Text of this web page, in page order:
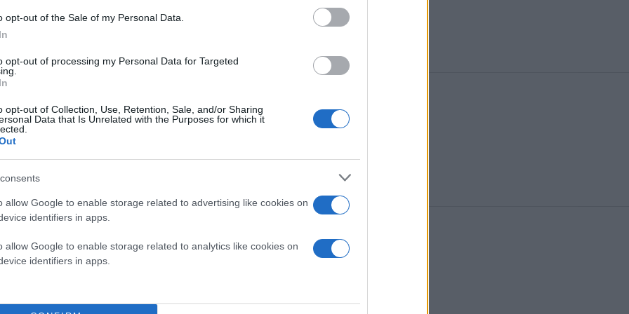
opt-out of the Sale of my Personal Data.
opt-out of processing my Personal Data for Targeted
opt-out of Collection, Use, Retention, Sale, and/or Sharing
Data that Is Unrelated with the Purposes for which it
allow Google to enable storage related to advertising like cookies on
identifiers in apps.
allow Google to enable storage related to analytics like cookies on
identifiers in apps.
έργο της Αστυνομικής Διεύθυνσης αλλά και τις επιτυχίες του ελληνικού FBI
τα δίκτυα και οι υποδομές
γιγαντώνεται κάθε καλοκαίρι - Τι καταγγέλλουν επιχειρηματίες και κάτοικοι
(βίντεο)